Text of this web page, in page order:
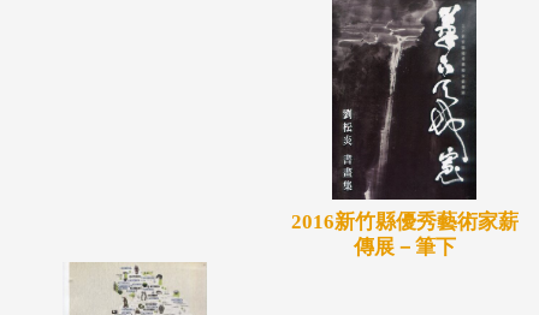
2016新竹縣優秀藝術家薪
傳展－筆下